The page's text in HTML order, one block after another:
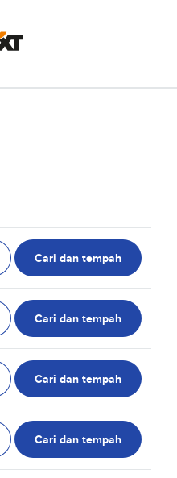
Cari dan tempah
Cari dan tempah
Cari dan tempah
Cari dan tempah